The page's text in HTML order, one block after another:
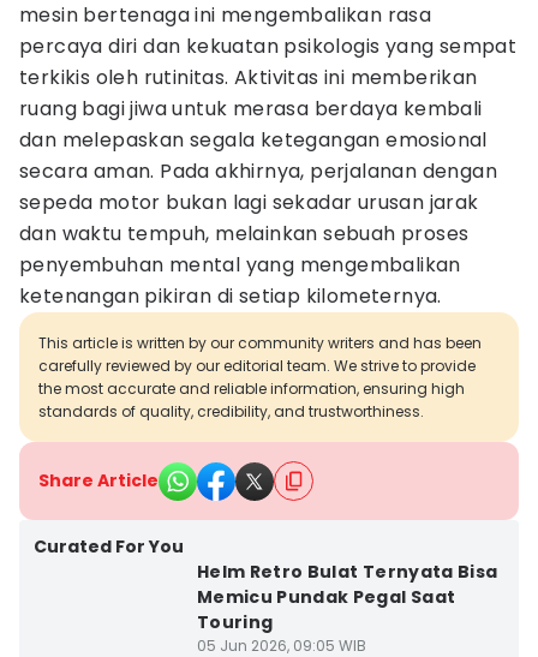
mesin bertenaga ini mengembalikan rasa
percaya diri dan kekuatan psikologis yang sempat
terkikis oleh rutinitas. Aktivitas ini memberikan
ruang bagi jiwa untuk merasa berdaya kembali
dan melepaskan segala ketegangan emosional
secara aman. Pada akhirnya, perjalanan dengan
sepeda motor bukan lagi sekadar urusan jarak
dan waktu tempuh, melainkan sebuah proses
penyembuhan mental yang mengembalikan
ketenangan pikiran di setiap kilometernya.
This article is written by our community writers and has been
carefully reviewed by our editorial team. We strive to provide
the most accurate and reliable information, ensuring high
standards of quality, credibility, and trustworthiness.
Share Article
Curated For You
Helm Retro Bulat Ternyata Bisa
Memicu Pundak Pegal Saat
Touring
05 Jun 2026, 09:05 WIB